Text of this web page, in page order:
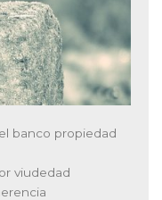
banco propiedad
viudedad